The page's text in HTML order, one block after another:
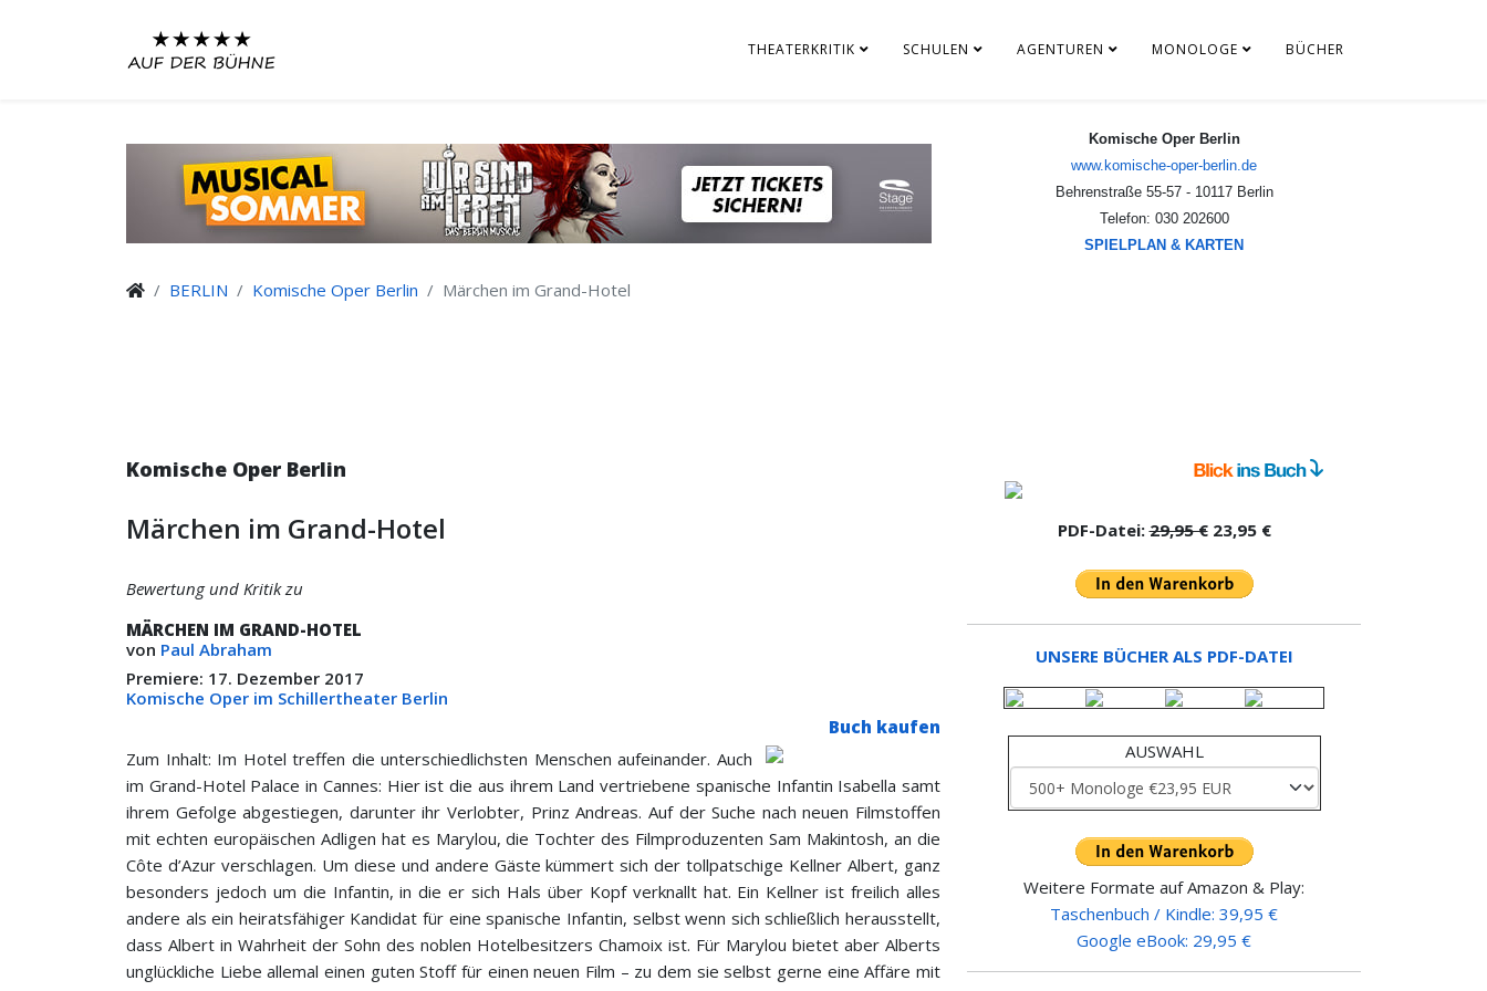
THEATERKRITIK SCHULEN AGENTUREN MONOLOGE BÜCHER
Komische Oper Berlin
www.komische-oper-berlin.de
Behrenstraße 55-57 - 10117 Berlin
Telefon: 030 202600
SPIELPLAN & KARTEN
BERLIN Komische Oper Berlin Märchen im Grand-Hotel
Komische Oper Berlin
Märchen im Grand-Hotel
Bewertung und Kritik zu
MÄRCHEN IM GRAND-HOTEL
von Paul Abraham
Premiere: 17. Dezember 2017
Komische Oper im Schillertheater Berlin
Buch kaufen
Zum Inhalt: Im Hotel treffen die unterschiedlichsten Menschen aufeinander. Auch
im Grand-Hotel Palace in Cannes: Hier ist die aus ihrem Land vertriebene spanische Infantin Isabella samt
ihrem Gefolge abgestiegen, darunter ihr Verlobter, Prinz Andreas. Auf der Suche nach neuen Filmstoffen
mit echten europäischen Adligen hat es Marylou, die Tochter des Filmproduzenten Sam Makintosh, an die
Côte d’Azur verschlagen. Um diese und andere Gäste kümmert sich der tollpatschige Kellner Albert, ganz
besonders jedoch um die Infantin, in die er sich Hals über Kopf verknallt hat. Ein Kellner ist freilich alles
andere als ein heiratsfähiger Kandidat für eine spanische Infantin, selbst wenn sich schließlich herausstellt,
dass Albert in Wahrheit der Sohn des noblen Hotelbesitzers Chamoix ist. Für Marylou bietet aber Alberts
unglückliche Liebe allemal einen guten Stoff für einen neuen Film – zu dem sie selbst gerne eine Affäre mit
PDF-Datei:29,95 €23,95 €
UNSERE BÜCHER ALS PDF-DATEI
AUSWAHL
Weitere Formate auf Amazon & Play:
Taschenbuch / Kindle: 39,95 €
Google eBook: 29,95 €